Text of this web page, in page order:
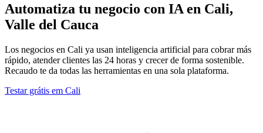
Automatiza tu negocio con IA en Cali,
Valle del Cauca
Los negocios en Cali ya usan inteligencia artificial para cobrar más
rápido, atender clientes las 24 horas y crecer de forma sostenible.
Recaudo te da todas las herramientas en una sola plataforma.
Testar grátis em Cali